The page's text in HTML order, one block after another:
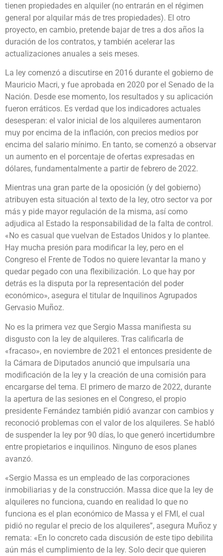
tienen propiedades en alquiler (no entrarán en el régimen
general por alquilar más de tres propiedades). El otro
proyecto, en cambio, pretende bajar de tres a dos años la
duración de los contratos, y también acelerar las
actualizaciones anuales a seis meses.
La ley comenzó a discutirse en 2016 durante el gobierno de
Mauricio Macri, y fue aprobada en 2020 por el Senado de la
Nación. Desde ese momento, los resultados y su aplicación
fueron erráticos. Es verdad que los indicadores actuales
desesperan: el valor inicial de los alquileres aumentaron
muy por encima de la inflación, con precios medios por
encima del salario mínimo. En tanto, se comenzó a observar
un aumento en el porcentaje de ofertas expresadas en
dólares, fundamentalmente a partir de febrero de 2022.
Mientras una gran parte de la oposición (y del gobierno)
atribuyen esta situación al texto de la ley, otro sector va por
más y pide mayor regulación de la misma, así como
adjudica al Estado la responsabilidad de la falta de control.
«No es casual que vuelvan de Estados Unidos y lo plantee.
Hay mucha presión para modificar la ley, pero en el
Congreso el Frente de Todos no quiere levantar la mano y
quedar pegado con una flexibilización. Lo que hay por
detrás es la disputa por la representación del poder
económico», asegura el titular de Inquilinos Agrupados
Gervasio Muñoz.
No es la primera vez que Sergio Massa manifiesta su
disgusto con la ley de alquileres. Tras calificarla de
«fracaso», en noviembre de 2021 el entonces presidente de
la Cámara de Diputados anunció que impulsaría una
modificación de la ley y la creación de una comisión para
encargarse del tema. El primero de marzo de 2022, durante
la apertura de las sesiones en el Congreso, el propio
presidente Fernández también pidió avanzar con cambios y
reconoció problemas con el valor de los alquileres. Se habló
de suspender la ley por 90 días, lo que generó incertidumbre
entre propietarios e inquilinos. Ninguno de esos planes
avanzó.
«Sergio Massa es un empleado de las corporaciones
inmobiliarias y de la construcción. Massa dice que la ley de
alquileres no funciona, cuando en realidad lo que no
funciona es el plan económico de Massa y el FMI, el cual
pidió no regular el precio de los alquileres”, asegura Muñoz y
remata: «En lo concreto cada discusión de este tipo debilita
aún más el cumplimiento de la ley. Solo decir que quieren